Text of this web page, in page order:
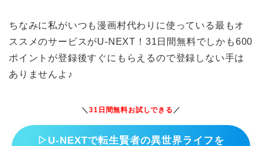
ちなみに私がいつも漫画村代わりに使っている最もオ
ススメのサービスがU-NEXT！31日間無料でしかも600
ポイントが登録後すぐにもらえるので登録しない手は
ありませんよ♪
＼31日間無料お試しできる ／
▷U-NEXTで転生賢者の異世界ライフを